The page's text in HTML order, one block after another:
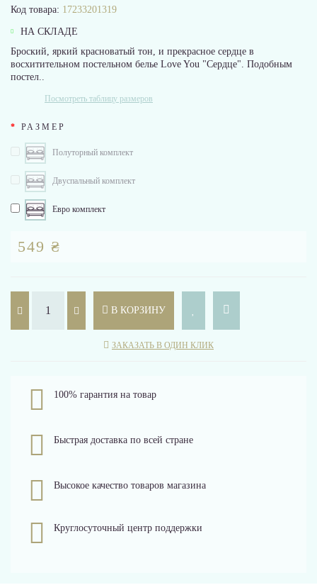
Код товара: 17233201319
НА СКЛАДЕ
Броский, яркий красноватый тон, и прекрасное сердце в
восхитительном постельном белье Love You "Сердце". Подобным
постел..
Посмотреть таблицу размеров
РАЗМЕР
Полуторный комплект
Двуспальный комплект
Евро комплект
549 ₴
В КОРЗИНУ
ЗАКАЗАТЬ В ОДИН КЛИК
100% гарантия на товар
Быстрая доставка по всей стране
Высокое качество товаров магазина
Круглосуточный центр поддержки